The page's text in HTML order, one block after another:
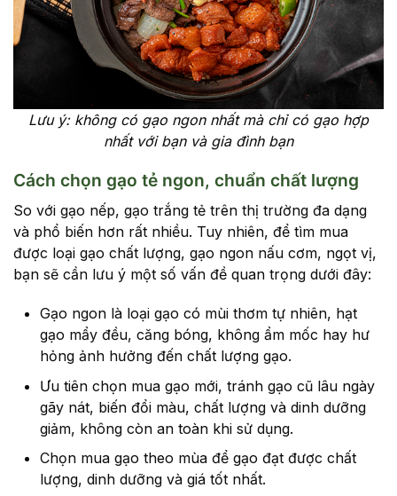
Lưu ý: không có gạo ngon nhất mà chỉ có gạo hợp
nhất với bạn và gia đình bạn
Cách chọn gạo tẻ ngon, chuẩn chất lượng
So với gạo nếp, gạo trắng tẻ trên thị trường đa dạng
và phổ biến hơn rất nhiều. Tuy nhiên, để tìm mua
được loại gạo chất lượng, gạo ngon nấu cơm, ngọt vị,
bạn sẽ cần lưu ý một số vấn đề quan trọng dưới đây:
Gạo ngon là loại gạo có mùi thơm tự nhiên, hạt
gạo mẩy đều, căng bóng, không ẩm mốc hay hư
hỏng ảnh hưởng đến chất lượng gạo.
Ưu tiên chọn mua gạo mới, tránh gạo cũ lâu ngày
gãy nát, biến đổi màu, chất lượng và dinh dưỡng
giảm, không còn an toàn khi sử dụng.
Chọn mua gạo theo mùa để gạo đạt được chất
lượng, dinh dưỡng và giá tốt nhất.